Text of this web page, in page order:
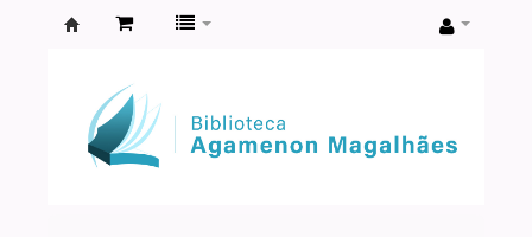
Agamenon
Magalhães